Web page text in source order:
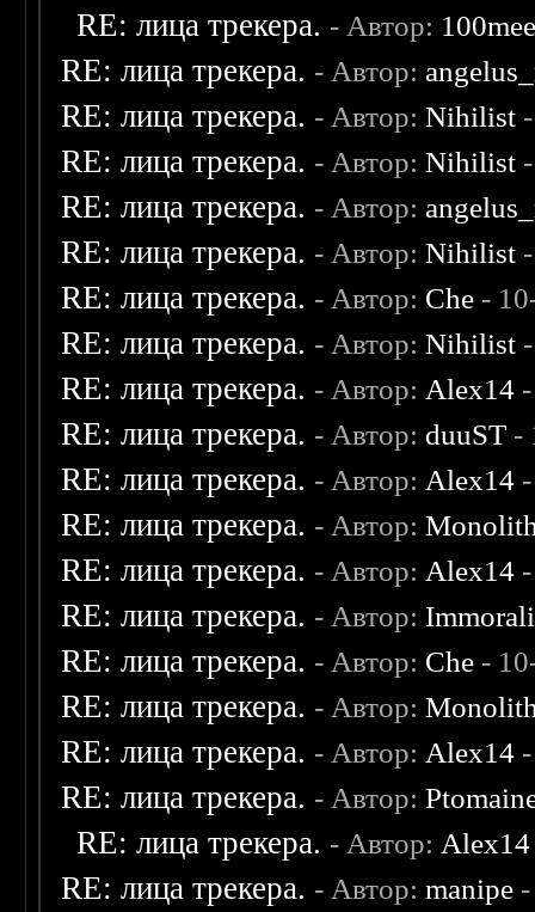
RE: лица трекера. - Автор:
RE: лица трекера. - Автор:
RE: лица трекера. - Автор:Nihilist
RE: лица трекера. - Автор:Nihilist
RE: лица трекера. - Автор:
RE: лица трекера. - Автор:Nihilist
RE: лица трекера. - Автор: Che -
RE: лица трекера. - Автор:Nihilist
RE: лица трекера. - Автор: Alex14
RE: лица трекера. - Автор: duuST -
RE: лица трекера. - Автор: Alex14
RE: лица трекера. - Автор:
RE: лица трекера. - Автор: Alex14
RE: лица трекера. - Автор:
RE: лица трекера. - Автор: Che -
RE: лица трекера. - Автор:
RE: лица трекера. - Автор: Alex14
RE: лица трекера. - Автор:
RE: лица трекера. - Автор: Alex14
RE: лица трекера. - Автор:manipe